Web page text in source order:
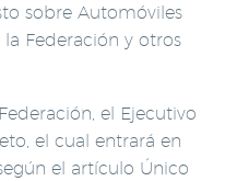
sobre Automóviles
la Federación y otros
el Ejecutivo
el cual entrará en
el artículo Único